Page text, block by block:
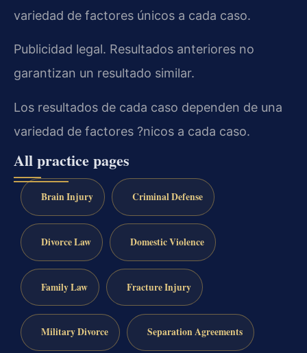
variedad de factores únicos a cada caso.
Publicidad legal. Resultados anteriores no
garantizan un resultado similar.
Los resultados de cada caso dependen de una
variedad de factores ?nicos a cada caso.
All practice pages
Brain Injury Criminal Defense
Divorce Law Domestic Violence
Family Law Fracture Injury
Military Divorce Separation Agreements